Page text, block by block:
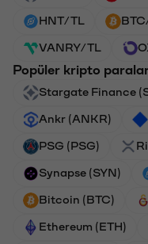
HNT/TL
VANRY/TL
Popüler kripto
Stargate Finance
Ankr (ANKR)
PSG (PSG)
Synapse (SYN)
Bitcoin (BTC)
Ethereum (ETH)